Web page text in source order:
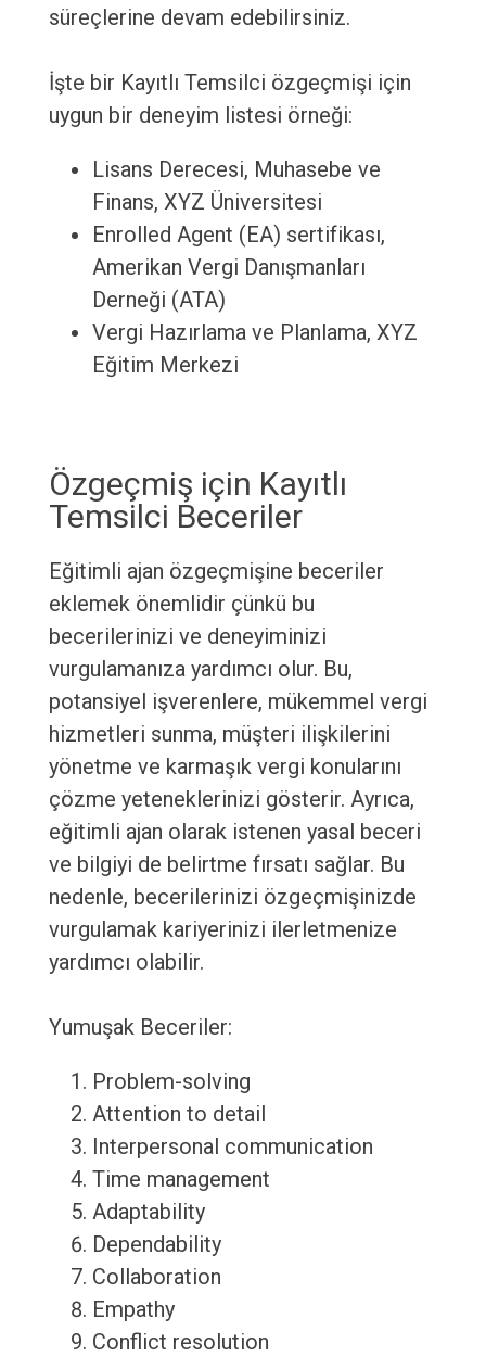
süreçlerine devam edebilirsiniz.
İşte bir Kayıtlı Temsilci özgeçmişi için
uygun bir deneyim listesi örneği:
Lisans Derecesi, Muhasebe ve
Finans, XYZ Üniversitesi
Enrolled Agent (EA) sertifikası,
Amerikan Vergi Danışmanları
Derneği (ATA)
Vergi Hazırlama ve Planlama, XYZ
Eğitim Merkezi
Özgeçmiş için Kayıtlı
Temsilci Beceriler
Eğitimli ajan özgeçmişine beceriler
eklemek önemlidir çünkü bu
becerilerinizi ve deneyiminizi
vurgulamanıza yardımcı olur. Bu,
potansiyel işverenlere, mükemmel vergi
hizmetleri sunma, müşteri ilişkilerini
yönetme ve karmaşık vergi konularını
çözme yeteneklerinizi gösterir. Ayrıca,
eğitimli ajan olarak istenen yasal beceri
ve bilgiyi de belirtme fırsatı sağlar. Bu
nedenle, becerilerinizi özgeçmişinizde
vurgulamak kariyerinizi ilerletmenize
yardımcı olabilir.
Yumuşak Beceriler:
Problem-solving
Attention to detail
Interpersonal communication
Time management
Adaptability
Dependability
Collaboration
Empathy
Conflict resolution